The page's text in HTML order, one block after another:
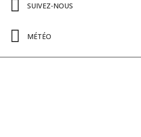
SUIVEZ-NOUS
MÉTÉO